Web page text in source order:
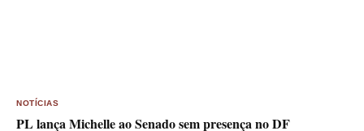
NOTÍCIAS
PL lança Michelle ao Senado sem presença no DF